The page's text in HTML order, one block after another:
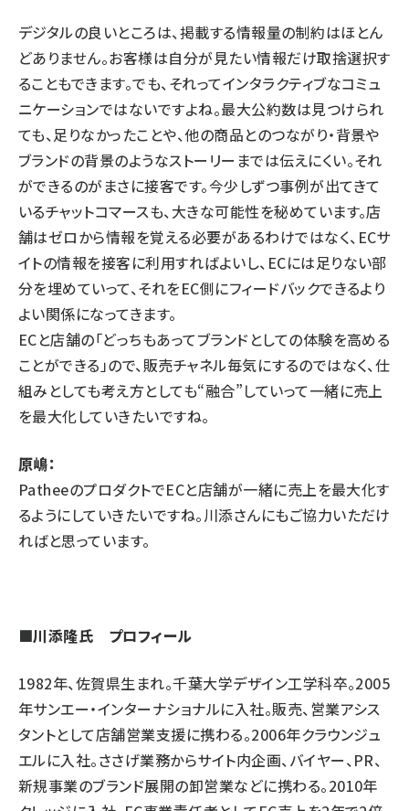
デジタルの良いところは、掲載する情報量の制約はほとん
どありません。お客様は自分が見たい情報だけ取捨選択す
ることもできます。でも、それってインタラクティブなコミュ
ニケーションではないですよね。最大公約数は見つけられ
ても、足りなかったことや、他の商品とのつながり・背景や
ブランドの背景のようなストーリーまでは伝えにくい。それ
ができるのがまさに接客です。今少しずつ事例が出てきて
いるチャットコマースも、大きな可能性を秘めています。店
舗はゼロから情報を覚える必要があるわけではなく、ECサ
イトの情報を接客に利用すればよいし、ECには足りない部
分を埋めていって、それをEC側にフィードバックできるより
よい関係になってきます。
ECと店舗の「どっちもあってブランドとしての体験を高める
ことができる」ので、販売チャネル毎気にするのではなく、仕
組みとしても考え方としても“融合”していって一緒に売上
を最大化していきたいですね。
原嶋：
PatheeのプロダクトでECと店舗が一緒に売上を最大化す
るようにしていきたいですね。川添さんにもご協力いただけ
ればと思っています。
■川添隆氏 プロフィール
1982年、佐賀県生まれ。千葉大学デザイン工学科卒。2005
年サンエー・インターナショナルに入社。販売、営業アシス
タントとして店舗営業支援に携わる。2006年クラウンジュ
エルに入社。ささげ業務からサイト内企画、バイヤー、PR、
新規事業のブランド展開の卸営業などに携わる。2010年